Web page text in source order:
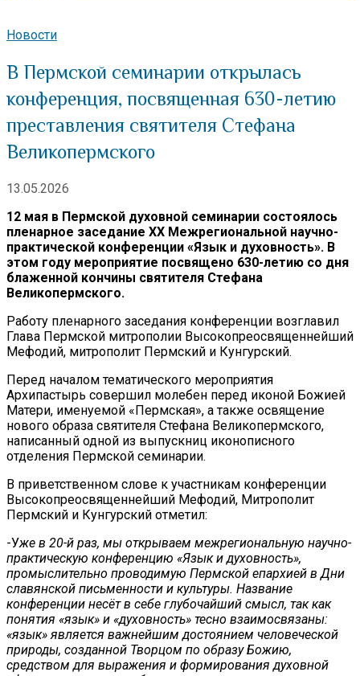
Новости
В Пермской семинарии открылась
конференция, посвященная 630-летию
преставления святителя Стефана
Великопермского
13.05.2026
12 мая в Пермской духовной семинарии состоялось
пленарное заседание XX Межрегиональной научно-
практической конференции «Язык и духовность». В
этом году мероприятие посвящено 630-летию со дня
блаженной кончины святителя Стефана
Великопермского.
Работу пленарного заседания конференции возглавил
Глава Пермской митрополии Высокопреосвященнейший
Мефодий, митрополит Пермский и Кунгурский.
Перед началом тематического мероприятия
Архипастырь совершил молебен перед иконой Божией
Матери, именуемой «Пермская», а также освящение
нового образа святителя Стефана Великопермского,
написанный одной из выпускниц иконописного
отделения Пермской семинарии.
В приветственном слове к участникам конференции
Высокопреосвященнейший Мефодий, Митрополит
Пермский и Кунгурский отметил:
-Уже в 20-й раз, мы открываем межрегиональную научно-
практическую конференцию «Язык и духовность»,
промыслительно проводимую Пермской епархией в Дни
славянской письменности и культуры. Название
конференции несёт в себе глубочайший смысл, так как
понятия «язык» и «духовность» тесно взаимосвязаны:
«язык» является важнейшим достоянием человеческой
природы, созданной Творцом по образу Божию,
средством для выражения и формирования духовной